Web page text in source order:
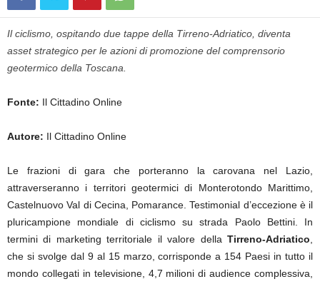
Il ciclismo, ospitando due tappe della Tirreno-Adriatico, diventa
asset strategico per le azioni di promozione del comprensorio
geotermico della Toscana.
Fonte: Il Cittadino Online
Autore: Il Cittadino Online
Le frazioni di gara che porteranno la carovana nel Lazio,
attraverseranno i territori geotermici di Monterotondo Marittimo,
Castelnuovo Val di Cecina, Pomarance. Testimonial d’eccezione è il
pluricampione mondiale di ciclismo su strada Paolo Bettini. In
termini di marketing territoriale il valore della Tirreno-Adriatico
che si svolge dal 9 al 15 marzo, corrisponde a 154 Paesi in tutto il
mondo collegati in televisione, 4,7 milioni di audience complessiva,